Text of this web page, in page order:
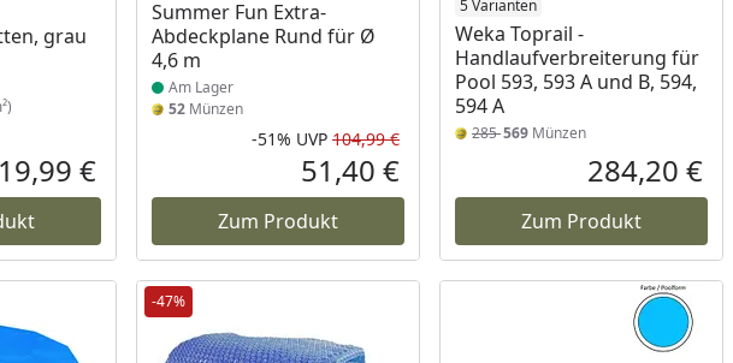
grau
Aktueller Preis
19,99 €
Summer Fun Extra-
Abdeckplane Rund für Ø
4,6 m
Produkt am Lager
Am Lager
52 Münzen
Rabatt in Prozent
-51%
Ursprünglicher Preis
UVP 104,99 €
Aktueller Preis
51,40 €
Zum Produkt
5 Varianten
Weka Toprail -
Handlaufverbreiterung für
Pool 593, 593 A und B, 594,
594 A
285569 Münzen
284,20 €
Zum Produkt
-47%